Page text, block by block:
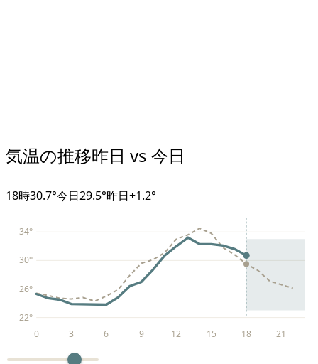
気温の推移昨日 vs 今日
18時30.7°今日29.5°昨日+1.2°
22°
26°
30°
34°
0 3 6 9 12 15 18 21